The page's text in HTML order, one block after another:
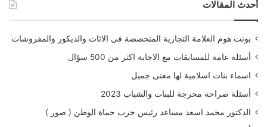
أحدث المقالات
بونت هوم العلامة التجارية المتخصصة فى الاثاث والديكور والمفروشات
أسئلة عامة للمسابقات مع الاجابة اكثر من 500 سؤال
اسماء بنات اسلامية لها معنى جميل
أسئلة صراحة محرجة للبنات والشباب 2023
الدكتور محمد اسعد مساعد رئيس حزب حماة الوطن ( صور )